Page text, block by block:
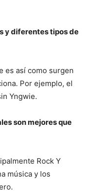
y diferentes tipos de
es así como surgen
Por ejemplo, el
Yngwie.
son mejores que
Rock Y
música y los